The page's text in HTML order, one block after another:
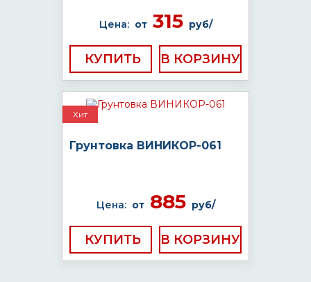
Цена: от315 руб/
КУПИТЬ
Хит
Грунтовка ВИНИКОР-061
Цена: от885 руб/
КУПИТЬ